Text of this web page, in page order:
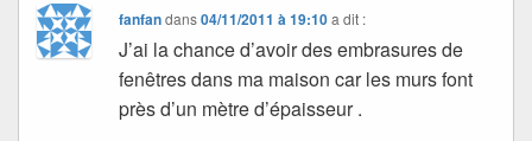
fanfandans04/11/2011 à 19:10 a dit :
J’ai la chance d’avoir des embrasures de
fenêtres dans ma maison car les murs font
près d’un mètre d’épaisseur .